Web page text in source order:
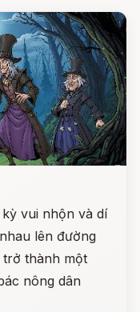
vui nhộn và dí
lên đường
trở thành một
nông dân